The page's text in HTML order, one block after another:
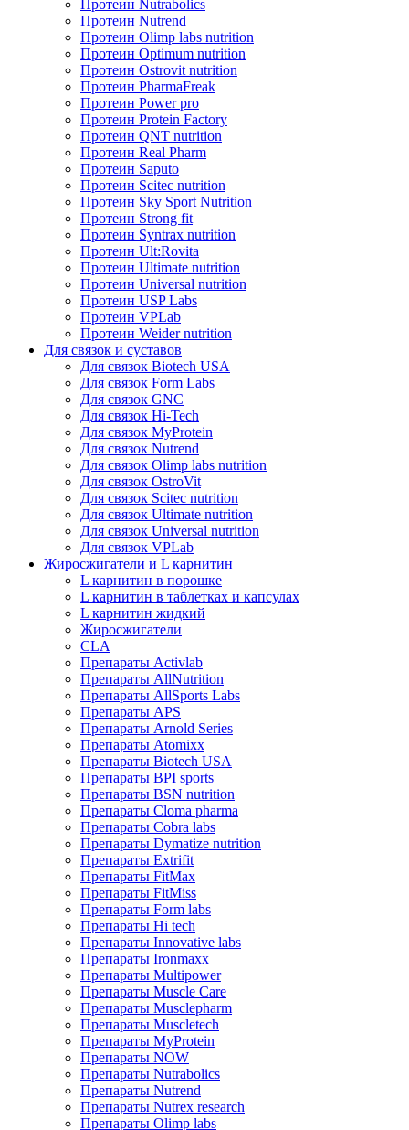
Протеин Nutrabolics
Протеин Nutrend
Протеин Olimp labs nutrition
Протеин Optimum nutrition
Протеин Ostrovit nutrition
Протеин PharmaFreak
Протеин Power pro
Протеин Protein Factory
Протеин QNT nutrition
Протеин Real Pharm
Протеин Saputo
Протеин Scitec nutrition
Протеин Sky Sport Nutrition
Протеин Strong fit
Протеин Syntrax nutrition
Протеин Ult:Rovita
Протеин Ultimate nutrition
Протеин Universal nutrition
Протеин USP Labs
Протеин VPLab
Протеин Weider nutrition
Для связок и суставов
Для связок Biotech USA
Для связок Form Labs
Для связок GNC
Для связок Hi-Tech
Для связок MyProtein
Для связок Nutrend
Для связок Olimp labs nutrition
Для связок OstroVit
Для связок Scitec nutrition
Для связок Ultimate nutrition
Для связок Universal nutrition
Для связок VPLab
Жиросжигатели и L карнитин
L карнитин в порошке
L карнитин в таблетках и капсулах
L карнитин жидкий
Жиросжигатели
CLA
Препараты Activlab
Препараты AllNutrition
Препараты AllSports Labs
Препараты APS
Препараты Arnold Series
Препараты Atomixx
Препараты Biotech USA
Препараты BPI sports
Препараты BSN nutrition
Препараты Cloma pharma
Препараты Cobra labs
Препараты Dymatize nutrition
Препараты Extrifit
Препараты FitMax
Препараты FitMiss
Препараты Form labs
Препараты Hi tech
Препараты Innovative labs
Препараты Ironmaxx
Препараты Multipower
Препараты Muscle Care
Препараты Musclepharm
Препараты Muscletech
Препараты MyProtein
Препараты NOW
Препараты Nutrabolics
Препараты Nutrend
Препараты Nutrex research
Препараты Olimp labs